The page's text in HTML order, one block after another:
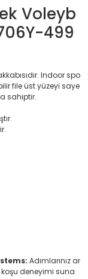
Voleyb
499
Indoor spo
file üst yüzeyi saye
sahiptir.
Adımlarınız ar
deneyimi suna